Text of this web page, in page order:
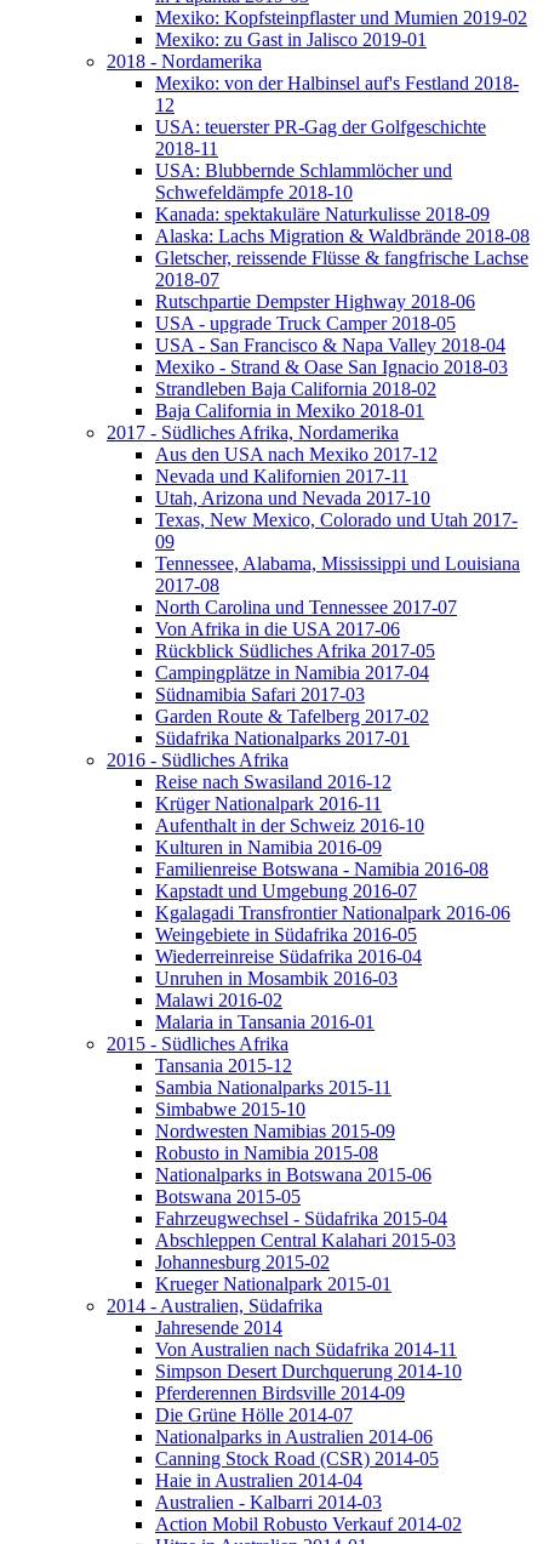
Mexiko: Kopfsteinpflaster und Mumien 2019-02
Mexiko: zu Gast in Jalisco 2019-01
2018 - Nordamerika
Mexiko: von der Halbinsel auf's Festland 2018-
12
USA: teuerster PR-Gag der Golfgeschichte
2018-11
USA: Blubbernde Schlammlöcher und
Schwefeldämpfe 2018-10
Kanada: spektakuläre Naturkulisse 2018-09
Alaska: Lachs Migration & Waldbrände 2018-08
Gletscher, reissende Flüsse & fangfrische Lachse
2018-07
Rutschpartie Dempster Highway 2018-06
USA - upgrade Truck Camper 2018-05
USA - San Francisco & Napa Valley 2018-04
Mexiko - Strand & Oase San Ignacio 2018-03
Strandleben Baja California 2018-02
Baja California in Mexiko 2018-01
2017 - Südliches Afrika, Nordamerika
Aus den USA nach Mexiko 2017-12
Nevada und Kalifornien 2017-11
Utah, Arizona und Nevada 2017-10
Texas, New Mexico, Colorado und Utah 2017-
09
Tennessee, Alabama, Mississippi und Louisiana
2017-08
North Carolina und Tennessee 2017-07
Von Afrika in die USA 2017-06
Rückblick Südliches Afrika 2017-05
Campingplätze in Namibia 2017-04
Südnamibia Safari 2017-03
Garden Route & Tafelberg 2017-02
Südafrika Nationalparks 2017-01
2016 - Südliches Afrika
Reise nach Swasiland 2016-12
Krüger Nationalpark 2016-11
Aufenthalt in der Schweiz 2016-10
Kulturen in Namibia 2016-09
Familienreise Botswana - Namibia 2016-08
Kapstadt und Umgebung 2016-07
Kgalagadi Transfrontier Nationalpark 2016-06
Weingebiete in Südafrika 2016-05
Wiederreinreise Südafrika 2016-04
Unruhen in Mosambik 2016-03
Malawi 2016-02
Malaria in Tansania 2016-01
2015 - Südliches Afrika
Tansania 2015-12
Sambia Nationalparks 2015-11
Simbabwe 2015-10
Nordwesten Namibias 2015-09
Robusto in Namibia 2015-08
Nationalparks in Botswana 2015-06
Botswana 2015-05
Fahrzeugwechsel - Südafrika 2015-04
Abschleppen Central Kalahari 2015-03
Johannesburg 2015-02
Krueger Nationalpark 2015-01
2014 - Australien, Südafrika
Jahresende 2014
Von Australien nach Südafrika 2014-11
Simpson Desert Durchquerung 2014-10
Pferderennen Birdsville 2014-09
Die Grüne Hölle 2014-07
Nationalparks in Australien 2014-06
Canning Stock Road (CSR) 2014-05
Haie in Australien 2014-04
Australien - Kalbarri 2014-03
Action Mobil Robusto Verkauf 2014-02